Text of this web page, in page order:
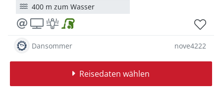
400 m zum Wasser
Dansommer nove4222
Reisedaten wählen